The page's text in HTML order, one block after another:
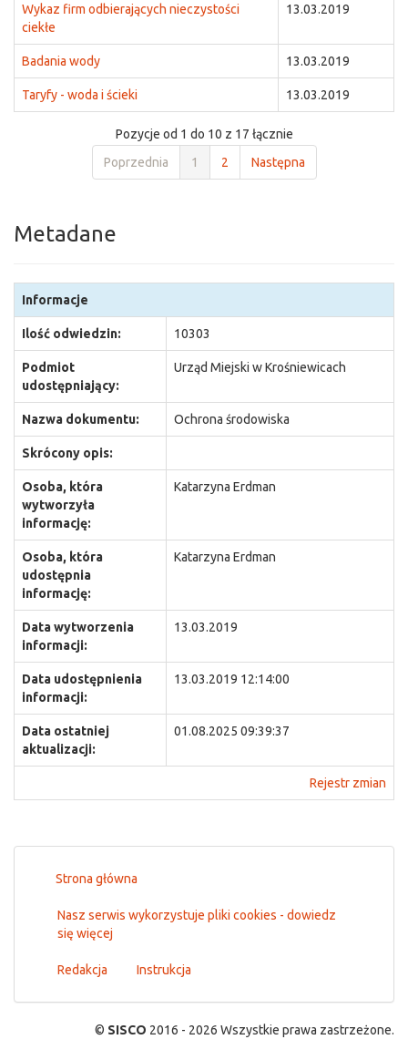
Wykaz firm odbierających nieczystości
ciekłe
13.03.2019
Badania wody 13.03.2019
Taryfy - woda i ścieki 13.03.2019
Pozycje od 1 do 10 z 17 łącznie
Poprzednia
1 2 Następna
Metadane
Informacje
Ilość odwiedzin: 10303
Podmiot
udostępniający:
Urząd Miejski w Krośniewicach
Nazwa dokumentu: Ochrona środowiska
Skrócony opis:
Osoba, która
wytworzyła
informację:
Katarzyna Erdman
Osoba, która
udostępnia
informację:
Katarzyna Erdman
Data wytworzenia
informacji:
13.03.2019
Data udostępnienia
informacji:
13.03.2019 12:14:00
Data ostatniej
aktualizacji:
01.08.2025 09:39:37
Rejestr zmian
Strona główna
Nasz serwis wykorzystuje pliki cookies - dowiedz
się więcej
Redakcja Instrukcja
© SISCO 2016 - 2026 Wszystkie prawa zastrzeżone.